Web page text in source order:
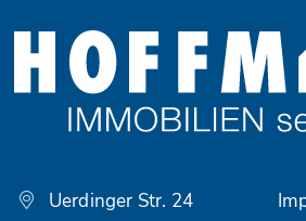
Uerdinger Str. 24